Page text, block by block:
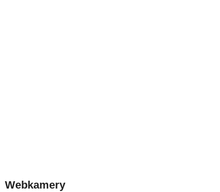
Webkamery